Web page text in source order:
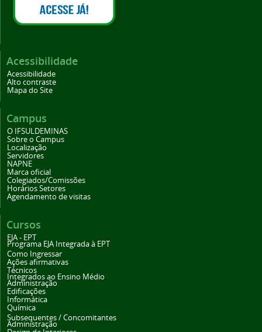
Acessibilidade
Acessibilidade
Alto contraste
Mapa do Site
Campus
O IFSULDEMINAS
Sobre o Campus
Localização
Servidores
NAPNE
Marca oficial
Colegiados/Comissões
Horários Setores
Agendamento de visitas
Cursos
EJA - EPT
Programa EJA Integrada à EPT
Como Ingressar
Ações afirmativas
Técnicos
Integrados ao Ensino Médio
Administração
Edificações
Informática
Química
Subsequentes / Concomitantes
Administração